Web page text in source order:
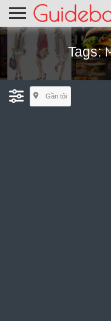
Tags:
Gần tôi